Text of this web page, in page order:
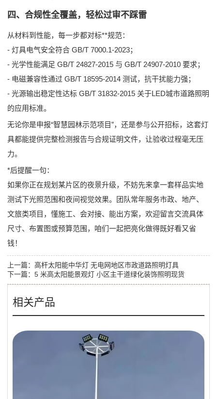
四、合规性全覆盖，轻松过审不踩雷
从材料到性能，每一步都对标**规范：
- 灯具电气安全符合 GB/T 7000.1-2023；
- 光学性能满足 GB/T 24827-2015 与 GB/T 24907-2010 要求；
- 电磁兼容性通过 GB/T 18595-2014 测试，抗干扰能力强；
- 光源输出稳定性达标 GB/T 31832-2015 关于LED城市道路照明
的应用标准。
无论你是申报“智慧园林示范项目”，还是参与公开招标，这套灯
具都能提供完整检测报告与合规证明文件，让验收过程毫无压
力。
*后提醒一句：
如果你正在规划某片区的夜景升级，不妨先来拿一套样品实地
测试下光照范围和夜间视觉效果。团队常年服务市政、地产、
文旅类项目，懂施工、会对接、能出方案，欢迎留言交流具体
尺寸、布置图或预算范围，咱们一起把亮化做得既好看又省
钱！
上一篇： 高杆太阳能中华灯 无电网地区市政道路照明灯具
下一篇： 5 米高太阳能景观灯 小区主干道绿化装饰照明现货
相关产品